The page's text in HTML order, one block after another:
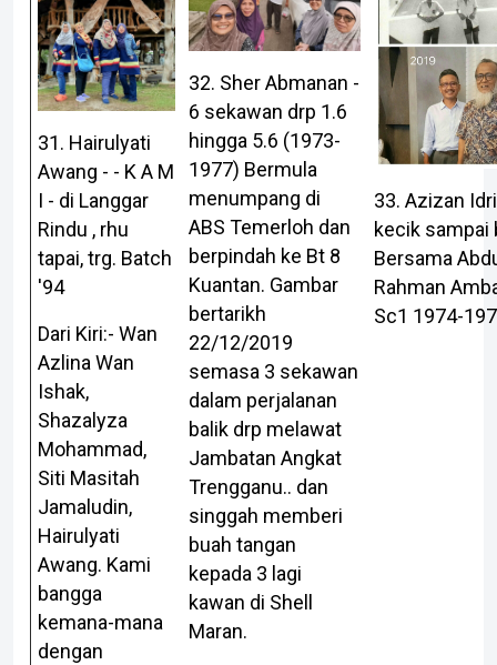
31. Hairulyati
Awang - - K A M
I - di Langgar
Rindu , rhu
tapai, trg. Batch
'94
Dari Kiri:- Wan
Azlina Wan
Ishak,
Shazalyza
Mohammad,
Siti Masitah
Jamaludin,
Hairulyati
Awang. Kami
bangga
kemana-mana
dengan
32. Sher Abmanan -
6 sekawan drp 1.6
hingga 5.6 (1973-
1977) Bermula
menumpang di
ABS Temerloh dan
berpindah ke Bt 8
Kuantan. Gambar
bertarikh
22/12/2019
semasa 3 sekawan
dalam perjalanan
balik drp melawat
Jambatan Angkat
Trengganu.. dan
singgah memberi
buah tangan
kepada 3 lagi
kawan di Shell
Maran.
33. Azizan
kecik sampai
Bersama
Rahman
Sc1 1974-